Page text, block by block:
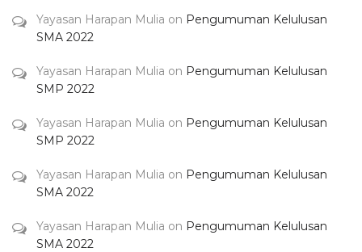
Yayasan Harapan Mulia on Pengumuman Kelulusan
SMA 2022
Yayasan Harapan Mulia on Pengumuman Kelulusan
SMP 2022
Yayasan Harapan Mulia on Pengumuman Kelulusan
SMP 2022
Yayasan Harapan Mulia on Pengumuman Kelulusan
SMA 2022
Yayasan Harapan Mulia on Pengumuman Kelulusan
SMA 2022